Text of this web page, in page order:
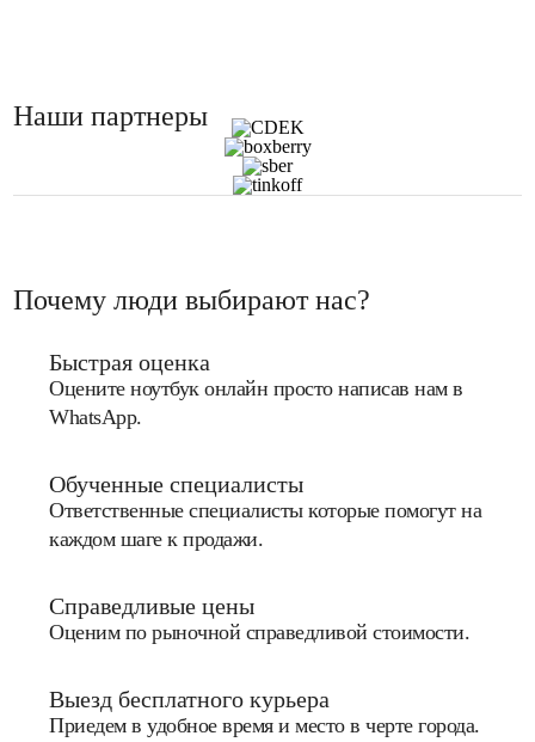
Наши партнеры
Почему люди выбирают нас?
Быстрая оценка
Оцените ноутбук онлайн просто написав нам в
WhatsApp.
Обученные специалисты
Ответственные специалисты которые помогут на
каждом шаге к продажи.
Справедливые цены
Оценим по рыночной справедливой стоимости.
Выезд бесплатного курьера
Приедем в удобное время и место в черте города.